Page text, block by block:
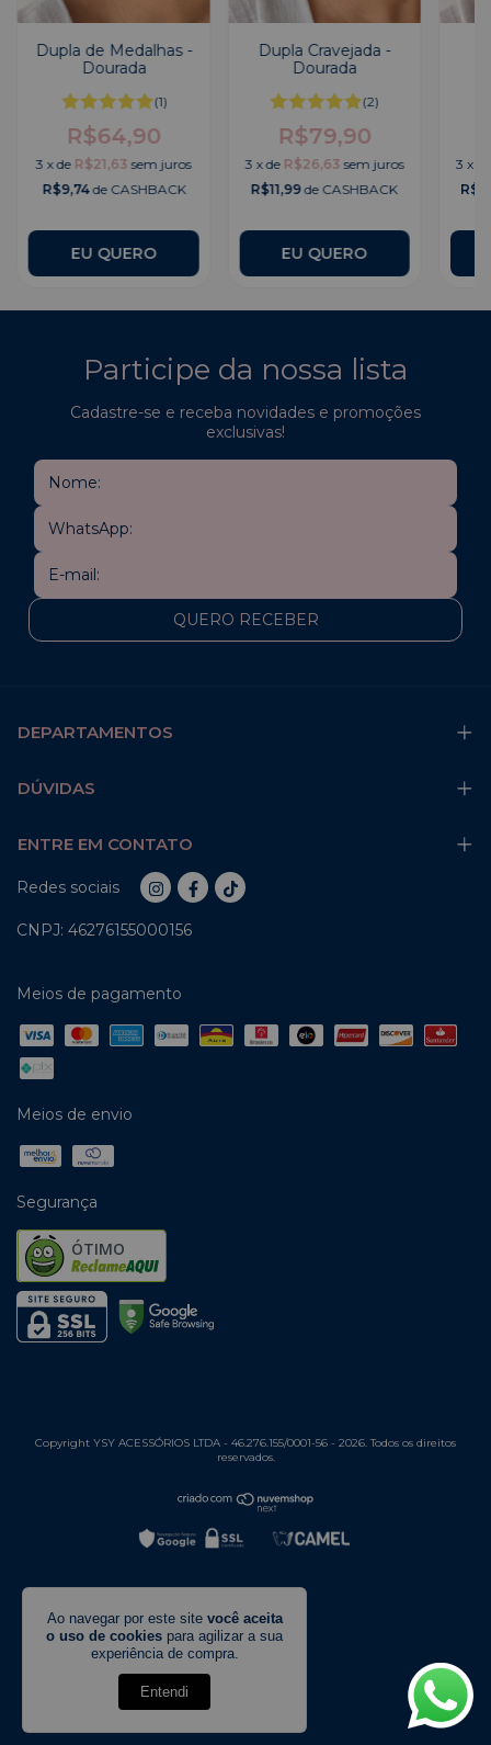
Ao navegar por este site você aceita
o uso de cookies para agilizar a sua
experiência de compra.
Entendi
Dupla de Medalhas -
Dourada
(1)
R$64,90
3 xde R$21,63 sem juros
R$9,74de CASHBACK
Dupla Cravejada -
Dourada
(2)
R$79,90
3 xde R$26,63 sem juros
R$11,99de CASHBACK
3 x
Participe da nossa lista
Cadastre-se e receba novidades e promoções
exclusivas!
DEPARTAMENTOS
DÚVIDAS
ENTRE EM CONTATO
Redes sociais
CNPJ: 46276155000156
Meios de pagamento
Meios de envio
Segurança
ÓTIMO
Copyright YSY ACESSÓRIOS LTDA - 46.276.155/0001-56 - 2026. Todos os direitos
reservados.